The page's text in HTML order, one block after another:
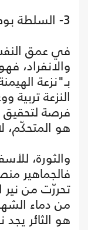
3- السلطة بوصفها إغراء وجوديا
في عمق
والانفراد،
بـ"نزعة
النزعة تربية
فرصة لتحقيق
هو المتحكّم،
والثورة،
فالجماهير
تحررّت من نير
من دماء
هو الثائر